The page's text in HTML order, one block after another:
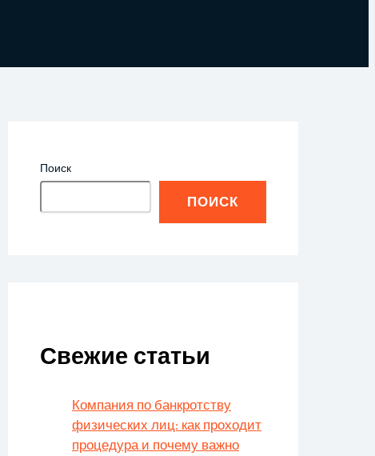
Поиск
ПОИСК
Свежие статьи
Компания по банкротству
физических лиц: как проходит
процедура и почему важно